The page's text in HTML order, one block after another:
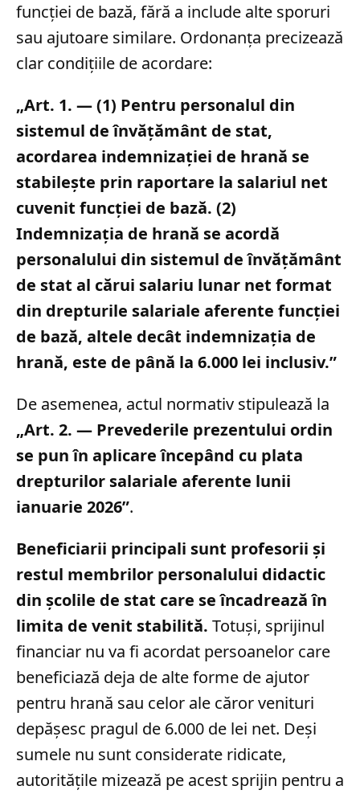
funcției de bază, fără a include alte sporuri
sau ajutoare similare. Ordonanța precizează
clar condițiile de acordare:
„Art. 1. — (1) Pentru personalul din
sistemul de învățământ de stat,
acordarea indemnizației de hrană se
stabilește prin raportare la salariul net
cuvenit funcției de bază. (2)
Indemnizația de hrană se acordă
personalului din sistemul de învățământ
de stat al cărui salariu lunar net format
din drepturile salariale aferente funcției
de bază, altele decât indemnizația de
hrană, este de până la 6.000 lei inclusiv.”
De asemenea, actul normativ stipulează la
„Art. 2. — Prevederile prezentului ordin
se pun în aplicare începând cu plata
drepturilor salariale aferente lunii
ianuarie 2026”.
Beneficiarii principali sunt profesorii și
restul membrilor personalului didactic
din școlile de stat care se încadrează în
limita de venit stabilită. Totuși, sprijinul
financiar nu va fi acordat persoanelor care
beneficiază deja de alte forme de ajutor
pentru hrană sau celor ale căror venituri
depășesc pragul de 6.000 de lei net. Deși
sumele nu sunt considerate ridicate,
autoritățile mizează pe acest sprijin pentru a